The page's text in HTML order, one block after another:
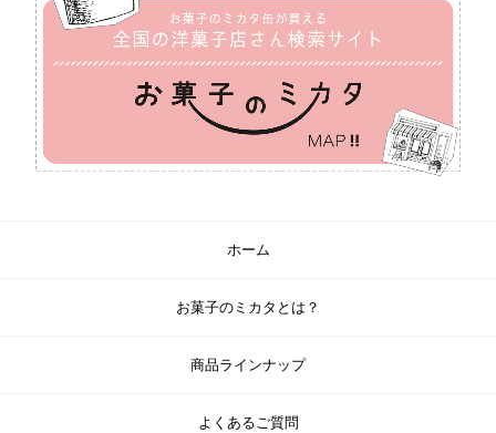
ホーム
お菓子のミカタとは？
商品ラインナップ
よくあるご質問